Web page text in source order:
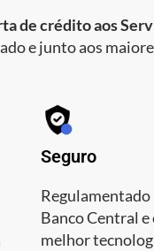
de crédito aos
e junto aos
Seguro
Regulamentado
Banco Central e
melhor